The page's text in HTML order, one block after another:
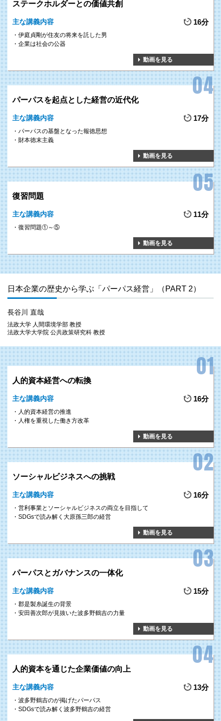
ステークホルダーとの価値共創
主な講義内容 16分
伊庭貞剛が住友の将来を託した男
企業は社会の公器
動画を見る
パーパスを起点とした経営の近代化
主な講義内容 17分
パーパスの基盤となった報徳思想
財本徳末主義
動画を見る
復習問題
主な講義内容 11分
復習問題①～⑤
動画を見る
日本企業の歴史から学ぶ「パーパス経営」（PART 2）
長谷川 直哉
法政大学 人間環境学部 教授
法政大学大学院 公共政策研究科 教授
人的資本経営への転換
主な講義内容 16分
人的資本経営の推進
人権を重視した働き方改革
動画を見る
ソーシャルビジネスへの挑戦
主な講義内容 16分
営利事業とソーシャルビジネスの両立を目指して
SDGsで読み解く大原孫三郎の経営
動画を見る
パーパスとガバナンスの一体化
主な講義内容 15分
郡是製糸誕生の背景
安田善次郎が見抜いた波多野鶴吉の力量
動画を見る
人的資本を通じた企業価値の向上
主な講義内容 13分
波多野鶴吉のが掲げたパーパス
SDGsで読み解く波多野鶴吉の経営